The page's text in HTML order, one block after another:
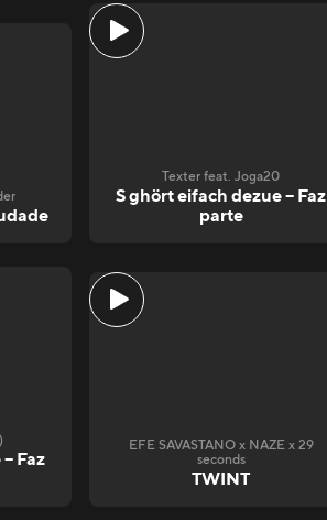
Texter feat. Joga20
S ghört eifach dezue – Faz
parte
Faz
EFE SAVASTANO x NAZE x 29
seconds
TWINT